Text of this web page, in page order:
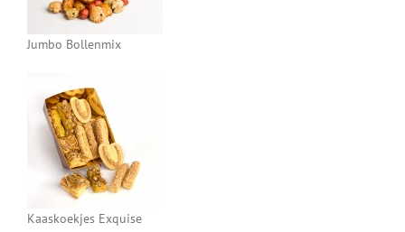
Jumbo Bollenmix
Kaaskoekjes Exquise